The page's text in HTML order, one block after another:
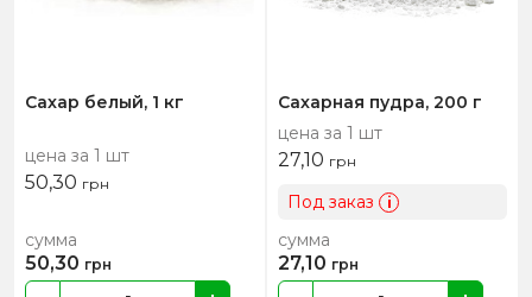
Сахар белый, 1 кг
цена за 1 шт
50,30 грн
сумма
50,30 грн
Сахарная пудра, 200 г
цена за 1 шт
27,10 грн
Под заказ i
сумма
27,10 грн